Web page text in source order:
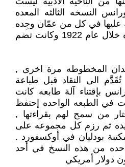
النسخه الثالثه المعده
عليها في كل من عمّان وجِده
ولندن , أتم الصياغه الأخيره خلال عام 1922 وكانت تضم
المخطوطه مرة اخرى ,
الى النقاد قبل طباعة
بإقتناء آلة طابعه كانت
في الطبعه الواحده إحتفظ
من سمح لهم بقراءتها ,
منها بيده ثم رزم كل مجموعه على
بودليان في أوكسفورد .
ظهرت واحده من هذه النسخ في أحد
دولار أمريكي